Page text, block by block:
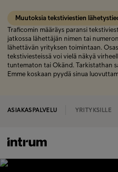
Muutoksia tekstiviestien
Traficomin määräys paransi
jatkossa lähettäjän nimen tai
lähettävän yrityksen toimintaan.
tekstiviesteissä voi vielä näkyä
tuntematon tai Okänd. Tarkistathan
Emme koskaan pyydä sinua
ASIAKASPALVELU YRITYKSILLE